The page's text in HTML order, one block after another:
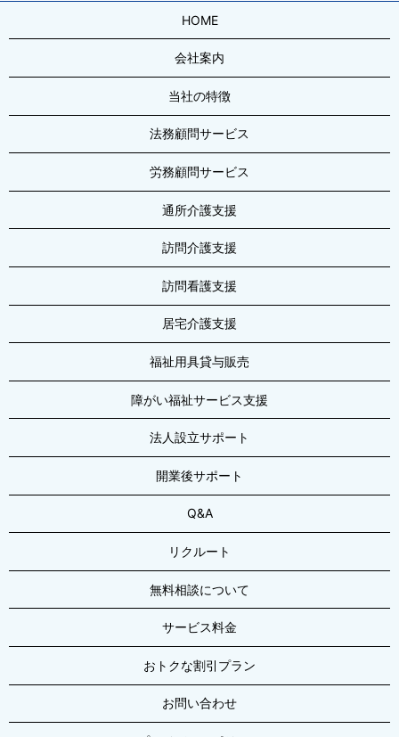
HOME
会社案内
当社の特徴
法務顧問サービス
労務顧問サービス
通所介護支援
訪問介護支援
訪問看護支援
居宅介護支援
福祉用具貸与販売
障がい福祉サービス支援
法人設立サポート
開業後サポート
Q&A
リクルート
無料相談について
サービス料金
おトクな割引プラン
お問い合わせ